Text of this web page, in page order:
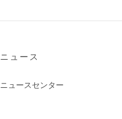
ニュース
ニュースセンター